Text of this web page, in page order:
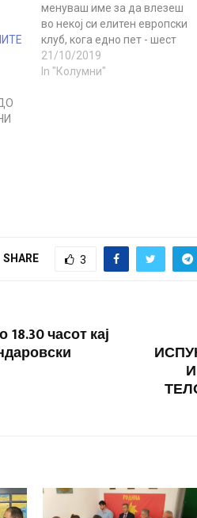
менуваш име за да влезеш
во некој си елитен европски
клуб, кога едно пет - шест
години Брисел тврди дека
нема проширување на
21/10/2019
In "Колумни"
SHARE 3
часот кај